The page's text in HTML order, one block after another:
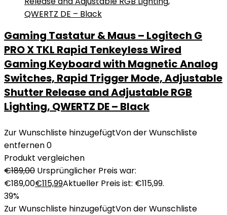
Gaming Tastatur & Maus – Logitech G
PRO X TKL Rapid Tenkeyless Wired
Gaming Keyboard with Magnetic Analog
Switches, Rapid Trigger Mode, Adjustable
Shutter Release and Adjustable RGB
Lighting, QWERTZ DE – Black
Zur Wunschliste hinzugefügtVon der Wunschliste
entfernen0
Produkt vergleichen
€189,00 Ursprünglicher Preis war:
€189,00€115,99Aktueller Preis ist: €115,99.
39%
Zur Wunschliste hinzugefügtVon der Wunschliste